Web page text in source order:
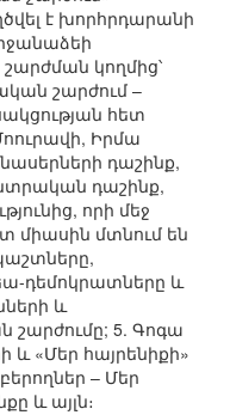
է խորհրդարանի
կողմից՝
շարժում –
հետ
Իրմա
դաշինք,
դաշինք,
որի մեջ
միասին մտնում են
դեմոկրատները և
և
շարժումը; 5. Գոգա
և «Մեր հայրենիքի»
– Մեր
և այլն։